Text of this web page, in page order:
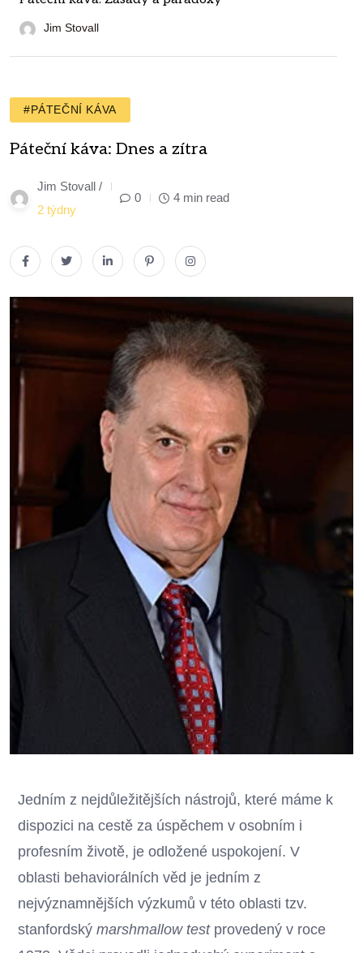
Jim Stovall
#PÁTEČNÍ KÁVA
Páteční káva: Dnes a zítra
Jim Stovall /
2 týdny
0 4 min read
Jedním z nejdůležitějších nástrojů, které máme k
dispozici na cestě za úspěchem v osobním i
profesním životě, je odložené uspokojení. V
oblasti behaviorálních věd je jedním z
nejvýznamnějších výzkumů v této oblasti tzv.
stanfordský marshmallow testprovedený v roce